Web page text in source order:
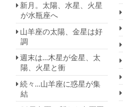
新月。太陽、水星、火星
が水瓶座へ
山羊座の太陽、金星は好
調
週末は…木星が金星、太
陽、火星と衝
続々…山羊座に惑星が集
結